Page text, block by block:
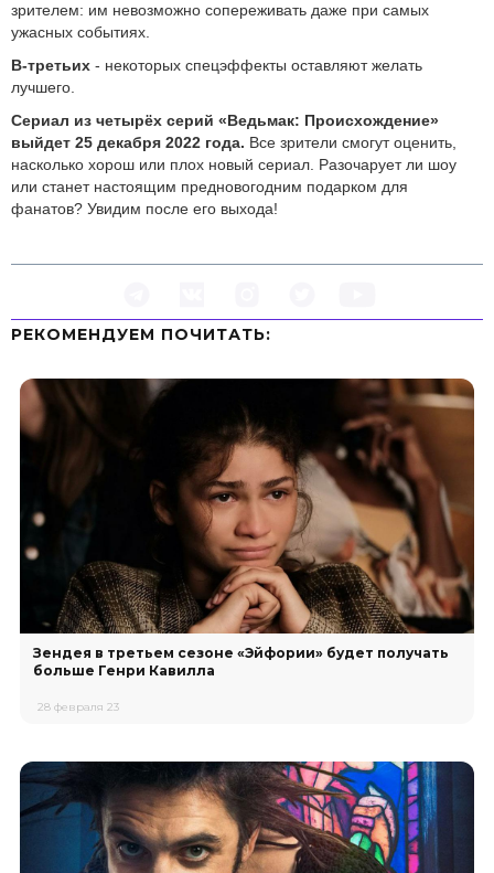
зрителем: им невозможно сопереживать даже при самых
ужасных событиях.
В-третьих - некоторых спецэффекты оставляют желать
лучшего.
Сериал из четырёх серий «Ведьмак: Происхождение»
выйдет 25 декабря 2022 года. Все зрители смогут оценить,
насколько хорош или плох новый сериал. Разочарует ли шоу
или станет настоящим предновогодним подарком для
фанатов? Увидим после его выхода!
РЕКОМЕНДУЕМ ПOЧИТАТЬ:
Зендея в третьем сезоне «Эйфории» будет получать
больше Генри Кавилла
28 февраля 23